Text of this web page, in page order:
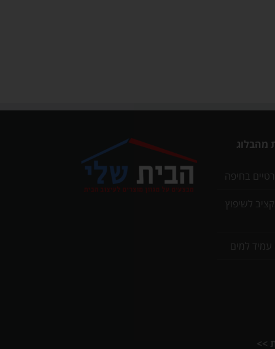
מהבלוג
בחיפה
לשיפוץ
עמיד למים
>>